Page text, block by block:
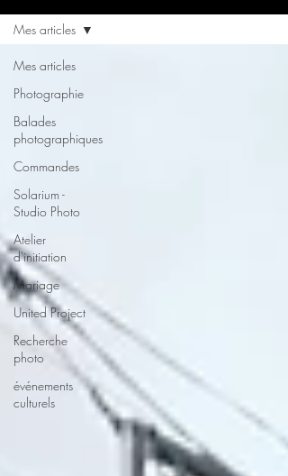
Mes articles
Photographie
Balades
photographiques
Commandes
Solarium -
Studio Photo
Atelier
d'initiation
Mariage
United Project
Recherche
photo
événements
culturels
Mes articles